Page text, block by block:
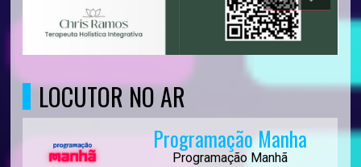
LOCUTOR NO AR
Programação Manha
Programação Manhã